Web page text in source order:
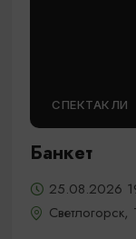
СПЕКТАКЛИ
Банкет
25.08.2026
Светлогорск,